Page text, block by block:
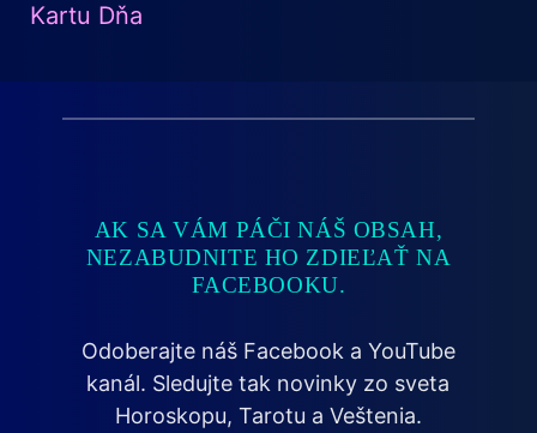
Kartu Dňa
AK SA VÁM PÁČI NÁŠ OBSAH,
NEZABUDNITE HO ZDIEĽAŤ NA
FACEBOOKU.
Odoberajte náš Facebook a YouTube
kanál. Sledujte tak novinky zo sveta
Horoskopu, Tarotu a Veštenia.